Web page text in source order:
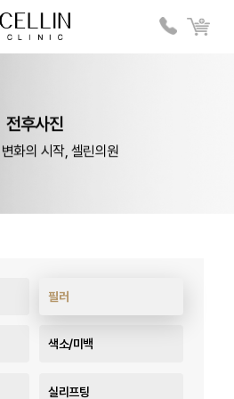
전후사진
화의 시작, 셀린의원
필러
색소/미백
실리프팅